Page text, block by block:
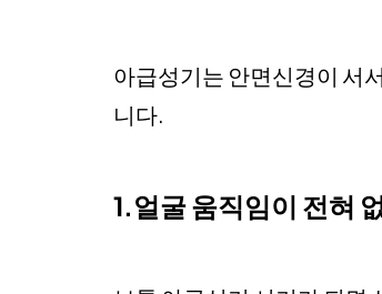
아급성기는 안면신경이 서
니다.
1.얼굴 움직임이 전혀